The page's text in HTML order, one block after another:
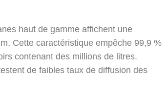
haut de gamme affichent une
Cette caractéristique empêche 99,9 %
contenant des millions de litres.
de faibles taux de diffusion des